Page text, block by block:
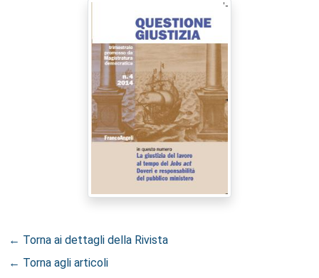
← Torna ai dettagli della Rivista
← Torna agli articoli